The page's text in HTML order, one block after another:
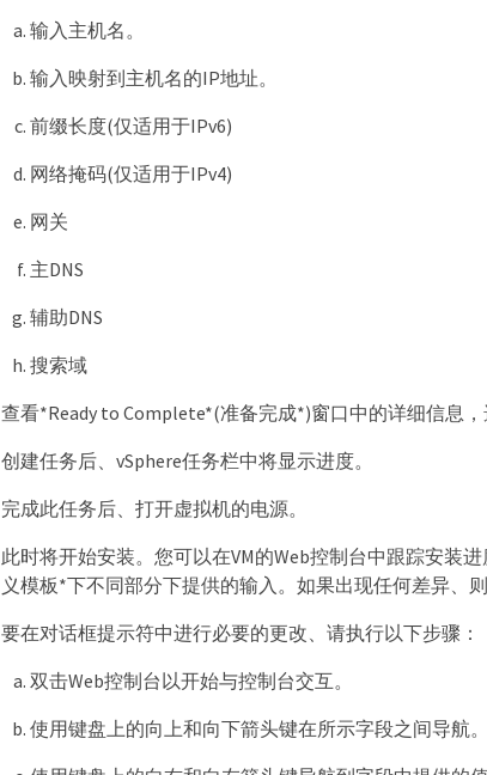
输入主机名。
输入映射到主机名的IP地址。
前缀长度(仅适用于IPv6)
网络掩码(仅适用于IPv4)
网关
主DNS
辅助DNS
搜索域
查看*Ready to Complete*(准备完成*)窗口中的详细信息，
创建任务后、vSphere任务栏中将显示进度。
完成此任务后、打开虚拟机的电源。
此时将开始安装。您可以在VM的Web控制台中跟踪安装
义模板*下不同部分下提供的输入。如果出现任何差异、
要在对话框提示符中进行必要的更改、请执行以下步骤：
双击Web控制台以开始与控制台交互。
使用键盘上的向上和向下箭头键在所示字段之间导航。